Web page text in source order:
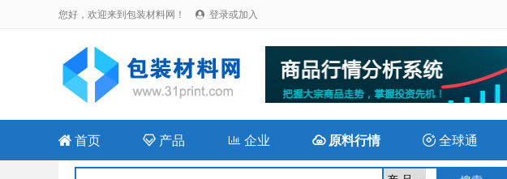
您好，欢迎来到包装材料网！  登录或加入
 首页  产品 企业 原料行情  全球通